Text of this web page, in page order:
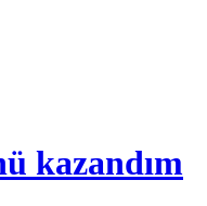
kazandım